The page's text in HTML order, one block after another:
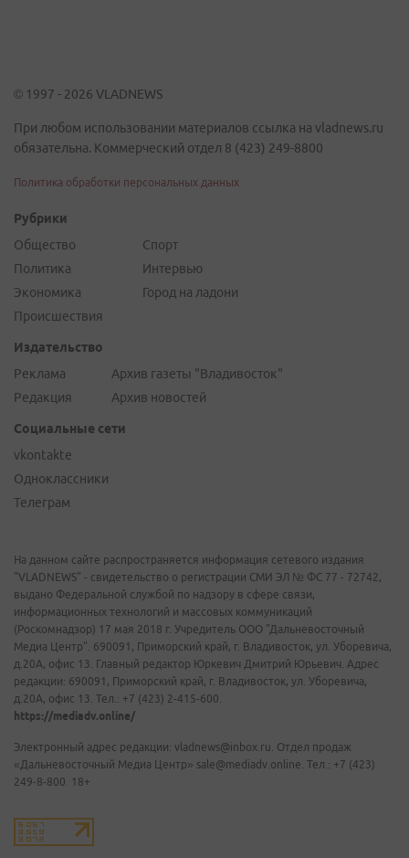
© 1997 - 2026 VLADNEWS
При любом использовании материалов ссылка на vladnews.ru
обязательна. Коммерческий отдел 8 (423) 249-8800
Политика обработки персональных данных
Рубрики
Общество
Политика
Экономика
Происшествия
Спорт
Интервью
Город на ладони
Издательство
Реклама
Редакция
Архив газеты "Владивосток"
Архив новостей
Социальные сети
vkontakte
Одноклассники
Телеграм
На данном сайте распространяется информация сетевого издания
"VLADNEWS" - свидетельство о регистрации СМИ ЭЛ № ФС 77 - 72742,
выдано Федеральной службой по надзору в сфере связи,
информационных технологий и массовых коммуникаций
(Роскомнадзор) 17 мая 2018 г. Учредитель ООО "Дальневосточный
Медиа Центр". 690091, Приморский край, г. Владивосток, ул. Уборевича,
д.20А, офис 13. Главный редактор Юркевич Дмитрий Юрьевич. Адрес
редакции: 690091, Приморский край, г. Владивосток, ул. Уборевича,
д.20А, офис 13. Тел.: +7 (423) 2-415-600.
https://mediadv.online/
Электронный адрес редакции: vladnews@inbox.ru. Отдел продаж
«Дальневосточный Медиа Центр» sale@mediadv.online. Тел.: +7 (423)
249-8-800. 18+